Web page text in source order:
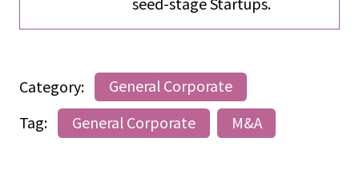
Category:
General Corporate
Tag:
General Corporate M&A